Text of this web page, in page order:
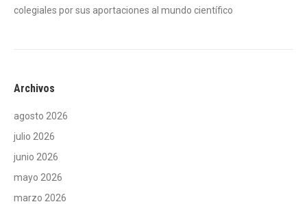
colegiales por sus aportaciones al mundo científico
Archivos
agosto 2026
julio 2026
junio 2026
mayo 2026
marzo 2026